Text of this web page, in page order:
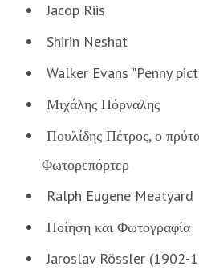
Jacop Riis
Shirin Neshat
Walker Evans "Penny
Μιχάλης Πόρναλης
Πουλίδης Πέτρος, ο
Φωτορεπόρτερ
Ralph Eugene Meatyard
Ποίηση και Φωτογραφία
Jaroslav Rössler (1902-